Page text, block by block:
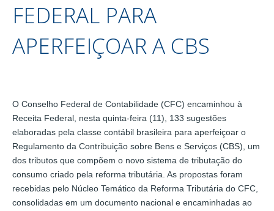
FEDERAL PARA
APERFEIÇOAR A CBS
O Conselho Federal de Contabilidade (CFC) encaminhou à
Receita Federal, nesta quinta-feira (11), 133 sugestões
elaboradas pela classe contábil brasileira para aperfeiçoar o
Regulamento da Contribuição sobre Bens e Serviços (CBS), um
dos tributos que compõem o novo sistema de tributação do
consumo criado pela reforma tributária. As propostas foram
recebidas pelo Núcleo Temático da Reforma Tributária do CFC,
consolidadas em um documento nacional e encaminhadas ao